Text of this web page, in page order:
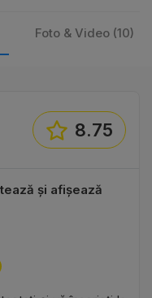
Foto & Video (10)
8.75
și afișează